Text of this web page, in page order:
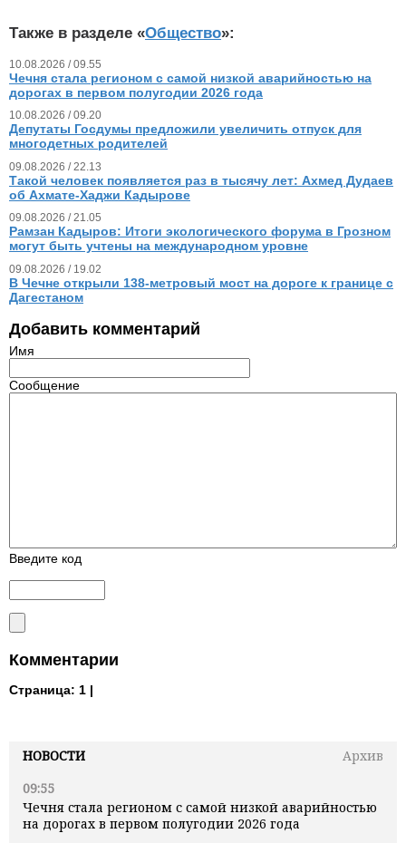
НОВОСТИ
Архив
09:55
Чечня стала регионом с самой низкой аварийностью
на дорогах в первом полугодии 2026 года
Также в разделе «Общество»:
10.08.2026 / 09.55
Чечня стала регионом с самой низкой аварийностью на
дорогах в первом полугодии 2026 года
10.08.2026 / 09.20
Депутаты Госдумы предложили увеличить отпуск для
многодетных родителей
09.08.2026 / 22.13
Такой человек появляется раз в тысячу лет: Ахмед Дудаев
об Ахмате-Хаджи Кадырове
09.08.2026 / 21.05
Рамзан Кадыров: Итоги экологического форума в Грозном
могут быть учтены на международном уровне
09.08.2026 / 19.02
В Чечне открыли 138-метровый мост на дороге к границе с
Дагестаном
Добавить комментарий
Имя
Сообщение
Введите код
Комментарии
Страница: 1 |